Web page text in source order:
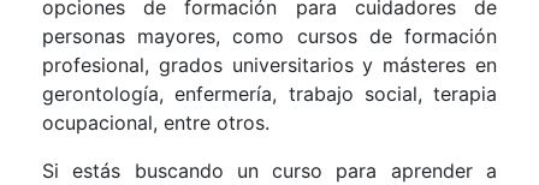
opciones de formación para cuidadores de
personas mayores, como cursos de formación
profesional, grados universitarios y másteres en
gerontología, enfermería, trabajo social, terapia
ocupacional, entre otros.
Si estás buscando un curso para aprender a